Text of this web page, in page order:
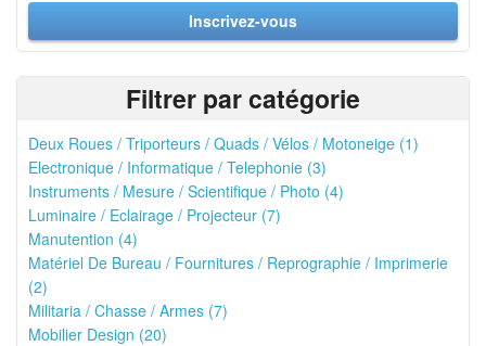
Inscrivez-vous
Filtrer par catégorie
Deux Roues / Triporteurs / Quads / Vélos / Motoneige (1)
Electronique / Informatique / Telephonie (3)
Instruments / Mesure / Scientifique / Photo (4)
Luminaire / Eclairage / Projecteur (7)
Manutention (4)
Matériel De Bureau / Fournitures / Reprographie / Imprimerie
(2)
Militaria / Chasse / Armes (7)
Mobilier Design (20)